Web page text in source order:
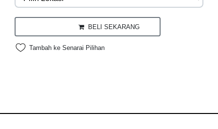
BELI SEKARANG
Tambah ke Senarai Pilihan